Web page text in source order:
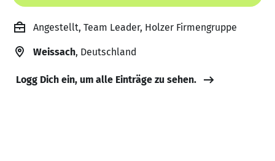
Angestellt, Team Leader, Holzer Firmengruppe
Weissach, Deutschland
Logg Dich ein, um alle Einträge zu sehen.